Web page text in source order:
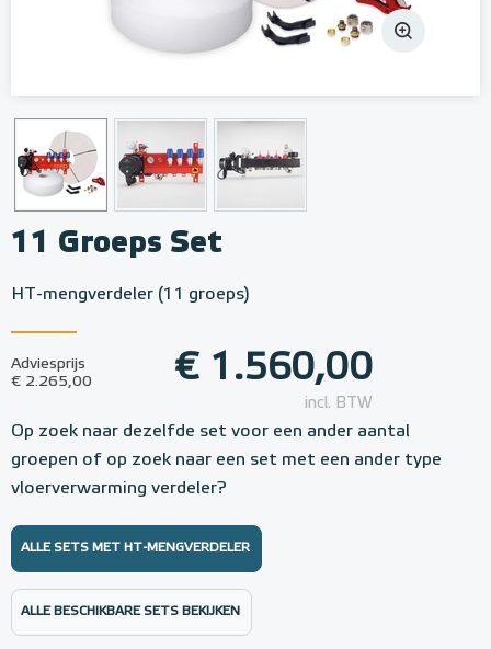
11 Groeps Set
HT-mengverdeler (11 groeps)
Adviesprijs
€ 2.265,00
€ 1.560,00
incl. BTW
Op zoek naar dezelfde set voor een ander aantal
groepen of op zoek naar een set met een ander type
vloerverwarming verdeler?
ALLE SETS MET HT-MENGVERDELER
ALLE BESCHIKBARE SETS BEKIJKEN